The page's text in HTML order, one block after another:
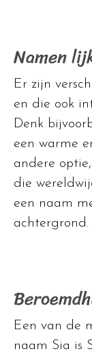
Namen
Er zijn
en die ook
Denk
een warme
andere
die
een naam
achtergrond.
Een van de
naam Sia is